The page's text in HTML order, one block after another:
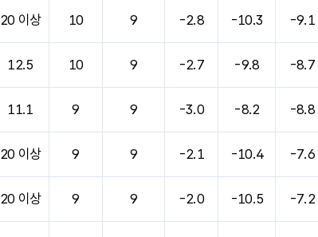
20 이상 10 9 -2.8 -10.3 -9.1
12.5 10 9 -2.7 -9.8 -8.7
11.1 9 9 -3.0 -8.2 -8.8
20 이상 9 9 -2.1 -10.4 -7.6
20 이상 9 9 -2.0 -10.5 -7.2